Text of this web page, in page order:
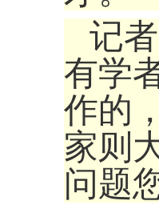
记
有学
作的
家则
问